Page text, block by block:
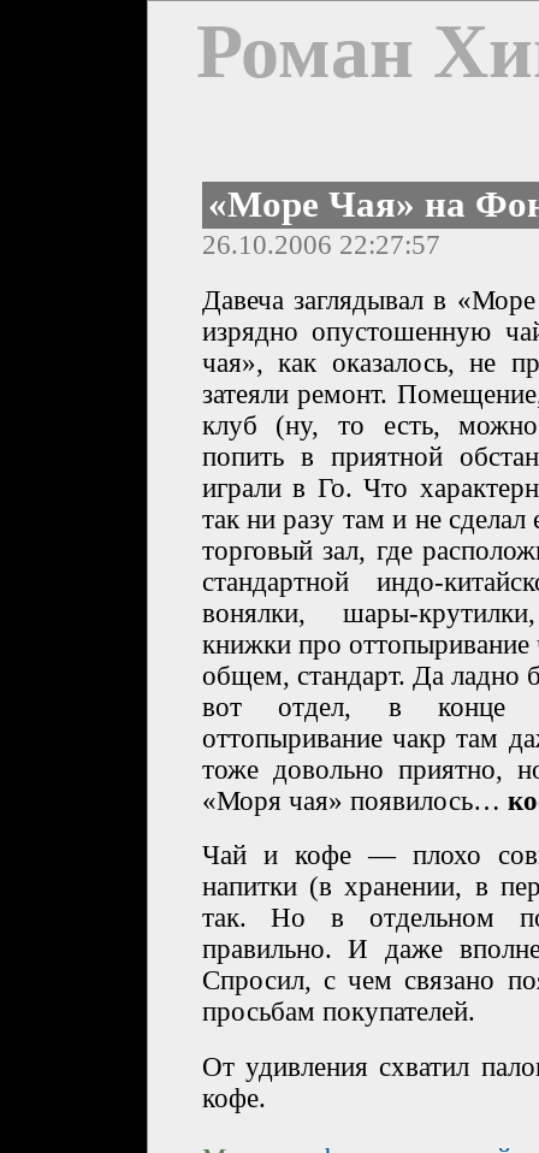
Роман
«Море Чая» на
26.10.2006 22:27:57
Давеча заглядывал в
изрядно опустошенную
чая», как оказалось, не
затеяли ремонт.
клуб (ну, то есть,
попить в приятной
играли в Го. Что
так ни разу там и не
торговый зал, где
стандартной индо-
вонялки, шары-
книжки про
общем, стандарт. Да ладно
вот отдел, в конце
оттопыривание чакр там
тоже довольно приятно,
«Моря чая» появилось…
Чай и кофе — плохо
напитки (в хранении, в
так. Но в отдельном
правильно. И даже
Спросил, с чем связано
просьбам покупателей.
От удивления схватил
кофе.